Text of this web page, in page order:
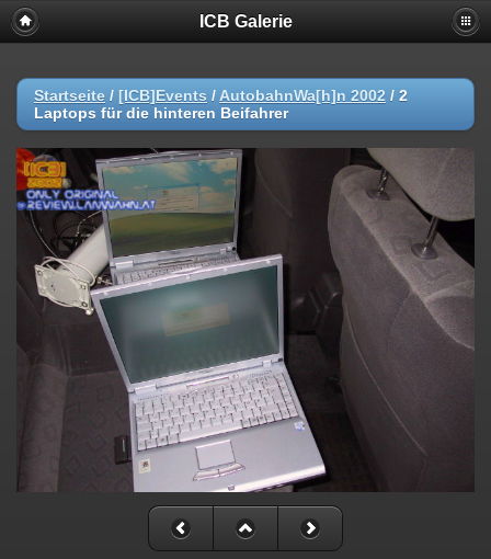
ICB Galerie
Startseite / [ICB]Events / AutobahnWa[h]n 2002 / 2
Laptops für die hinteren Beifahrer